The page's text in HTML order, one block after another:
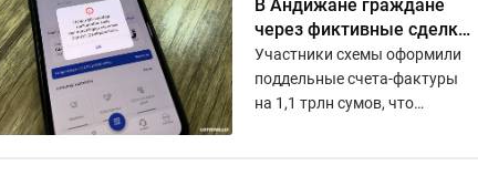
В Андижане граждане
через фиктивные сделки
получили 35 млрд сумов
кешбэка
Участники схемы оформили
поддельные счета-фактуры
на 1,1 трлн сумов, что